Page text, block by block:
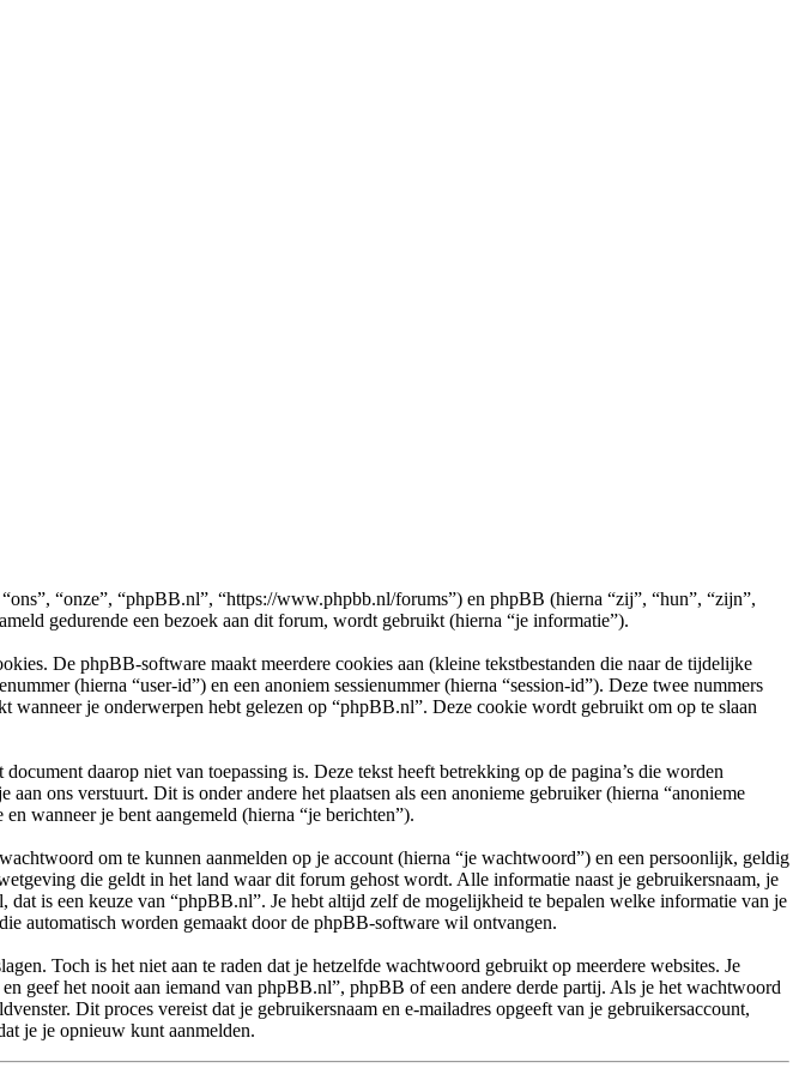
“onze”, “phpBB.nl”, “https://www.phpbb.nl/forums”) en phpBB (hierna “zij”, “hun”, “zijn”,
gedurende een bezoek aan dit forum, wordt gebruikt (hierna “je informatie”).
De phpBB-software maakt meerdere cookies aan (kleine tekstbestanden die naar de tijdelijke
(hierna “user-id”) en een anoniem sessienummer (hierna “session-id”). Deze twee nummers
je onderwerpen hebt gelezen op “phpBB.nl”. Deze cookie wordt gebruikt om op te slaan
daarop niet van toepassing is. Deze tekst heeft betrekking op de pagina’s die worden
ons verstuurt. Dit is onder andere het plaatsen als een anonieme gebruiker (hierna “anonieme
wanneer je bent aangemeld (hierna “je berichten”).
om te kunnen aanmelden op je account (hierna “je wachtwoord”) en een persoonlijk, geldig
die geldt in het land waar dit forum gehost wordt. Alle informatie naast je gebruikersnaam, je
is een keuze van “phpBB.nl”. Je hebt altijd zelf de mogelijkheid te bepalen welke informatie van je
automatisch worden gemaakt door de phpBB-software wil ontvangen.
Toch is het niet aan te raden dat je hetzelfde wachtwoord gebruikt op meerdere websites. Je
geef het nooit aan iemand van phpBB.nl”, phpBB of een andere derde partij. Als je het wachtwoord
Dit proces vereist dat je gebruikersnaam en e-mailadres opgeeft van je gebruikersaccount,
je je opnieuw kunt aanmelden.